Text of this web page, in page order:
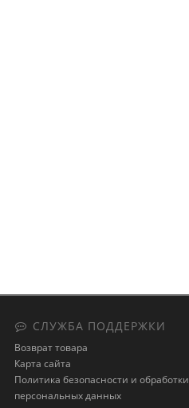
СЛУЖБА ПОДДЕРЖКИ
Возврат товара
Карта сайта
Политика безопасности и обработки
персональных данных